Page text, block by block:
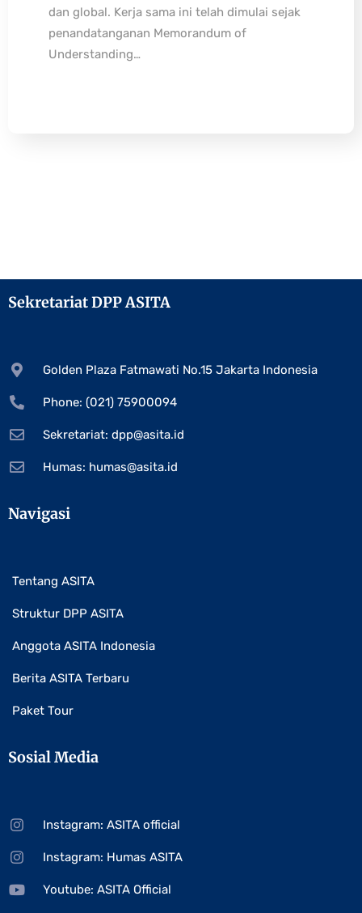
dan global. Kerja sama ini telah dimulai sejak
penandatanganan Memorandum of
Understanding…
Sekretariat DPP ASITA
Golden Plaza Fatmawati No.15 Jakarta Indonesia
Phone: (021) 75900094
Sekretariat: dpp@asita.id
Humas: humas@asita.id
Navigasi
Tentang ASITA
Struktur DPP ASITA
Anggota ASITA Indonesia
Berita ASITA Terbaru
Paket Tour
Sosial Media
Instagram: ASITA official
Instagram: Humas ASITA
Youtube: ASITA Official